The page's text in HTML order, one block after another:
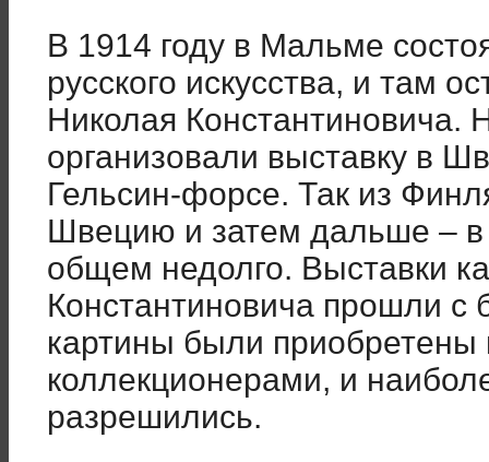
В 1914 году в Мальме
русского искусства, и там
Николая Константиновича.
организовали выставку в
Гельсин-форсе. Так из
Швецию и затем дальше –
общем недолго. Выставки
Константиновича прошли с
картины были
коллекционерами, и
разрешились.